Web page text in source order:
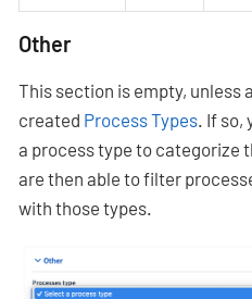
Other
This section is empty, unless
created Process Types . If
a process type to categorize
are then able to filter
with those types.